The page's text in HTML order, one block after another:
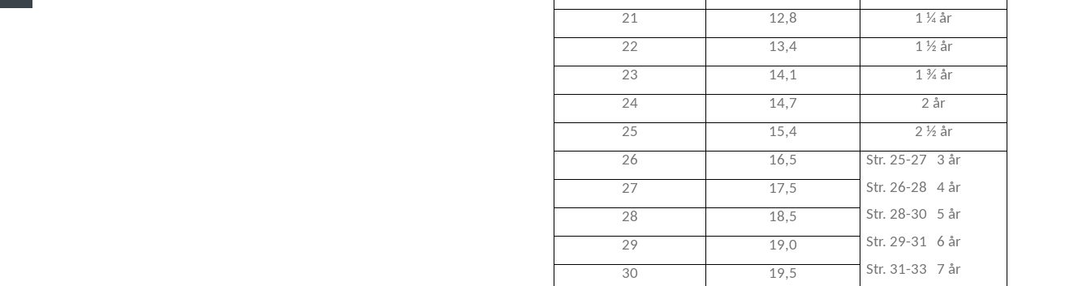
21
12,8
1 ¼ år
22
13,4
1 ½ år
23
14,1
1 ¾ år
24
14,7
2 år
25
15,4
2 ½ år
26
16,5
Str. 25-27 3 år
Str. 26-28 4 år
Str. 28-30 5 år
Str. 29-31 6 år
Str. 31-33 7 år
27
17,5
28
18,5
29
19,0
30
19,5